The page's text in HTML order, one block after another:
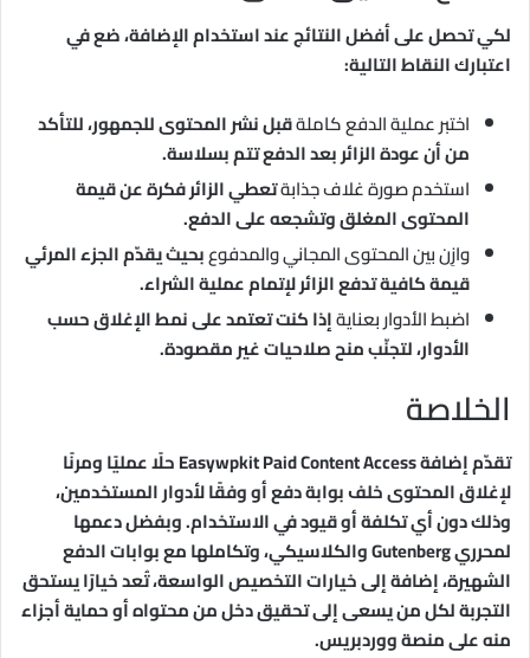
لكي تحصل على أفضل النتائج عند استخدام الإضافة، ضع في
اعتبارك النقاط التالية:
اختبر عملية الدفع كاملةقبل نشر المحتوى للجمهور، للتأكد
من أن عودة الزائر بعد الدفع تتم بسلاسة.
استخدم صورة غلاف جذابةتعطي الزائر فكرة عن قيمة
المحتوى المغلق وتشجعه على الدفع.
وازِن بين المحتوى المجاني والمدفوعبحيث يقدّم الجزء المرئي
قيمة كافية تدفع الزائر لإتمام عملية الشراء.
اضبط الأدوار بعنايةإذا كنت تعتمد على نمط الإغلاق حسب
الأدوار، لتجنّب منح صلاحيات غير مقصودة.
الخلاصة
تقدّم إضافة Easywpkit Paid Content Access حلًا عمليًا ومرنًا
لإغلاق المحتوى خلف بوابة دفع أو وفقًا لأدوار المستخدمين،
وذلك دون أي تكلفة أو قيود في الاستخدام. وبفضل دعمها
لمحرري Gutenberg والكلاسيكي، وتكاملها مع بوابات الدفع
الشهيرة، إضافة إلى خيارات التخصيص الواسعة، تُعد خيارًا يستحق
التجربة لكل من يسعى إلى تحقيق دخل من محتواه أو حماية أجزاء
منه على منصة ووردبريس.